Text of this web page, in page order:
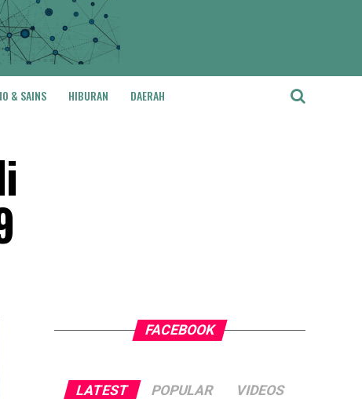
& SAINS HIBURAN DAERAH
FACEBOOK
LATEST POPULAR VIDEOS